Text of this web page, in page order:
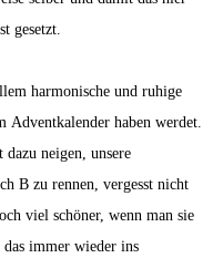
gesetzt.
harmonische und ruhige
Adventkalender haben werdet.
neigen, unsere
B zu rennen, vergesst nicht
viel schöner, wenn man sie
immer wieder ins